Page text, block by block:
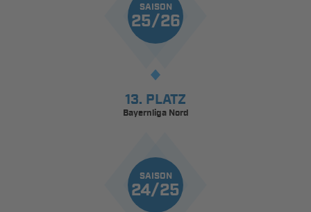
SAISON
25/26
13. PLATZ
Bayernliga Nord
SAISON
24/25